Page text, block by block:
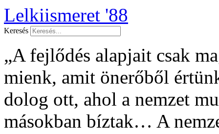
Lelkiismeret '88
Keresés
„A fejlődés alapjait csak
mienk, amit önerőből
dolog ott, ahol a nemzet
másokban bíztak… A